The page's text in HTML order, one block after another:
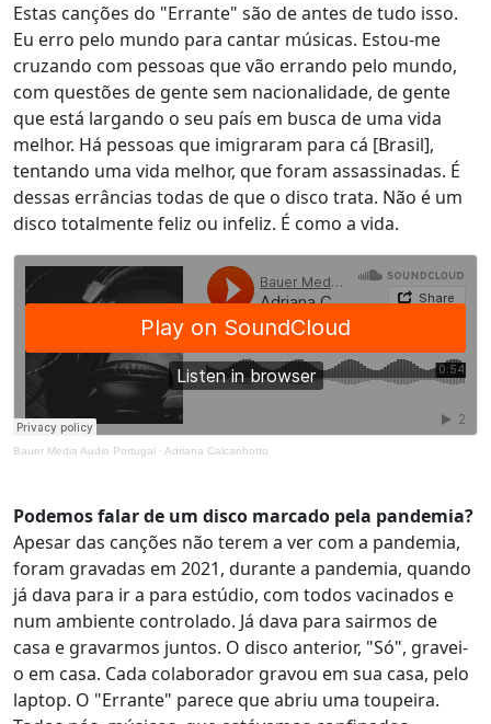
Estas canções do "Errante" são de antes de tudo isso.
Eu erro pelo mundo para cantar músicas. Estou-me
cruzando com pessoas que vão errando pelo mundo,
com questões de gente sem nacionalidade, de gente
que está largando o seu país em busca de uma vida
melhor. Há pessoas que imigraram para cá [Brasil],
tentando uma vida melhor, que foram assassinadas. É
dessas errâncias todas de que o disco trata. Não é um
disco totalmente feliz ou infeliz. É como a vida.
Bauer Media Audio Portugal · Adriana Calcanhotto
Podemos falar de um disco marcado pela pandemia?
Apesar das canções não terem a ver com a pandemia,
foram gravadas em 2021, durante a pandemia, quando
já dava para ir a para estúdio, com todos vacinados e
num ambiente controlado. Já dava para sairmos de
casa e gravarmos juntos. O disco anterior, "Só", gravei-
o em casa. Cada colaborador gravou em sua casa, pelo
laptop. O "Errante" parece que abriu uma toupeira.